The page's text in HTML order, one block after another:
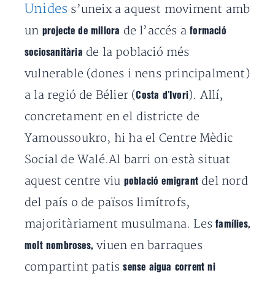
Unides s’uneix a aquest moviment amb
un projecte de millora de l’accés aformació
sociosanitària de la població més
vulnerable (dones i nens principalment)
a la regió de Bélier (Costa d’Ivori). Allí,
concretament en el districte de
Yamoussoukro, hi ha el Centre Mèdic
Social de Walé.Al barri on està situat
aquest centre viu població emigrant del nord
del país o de països limítrofs,
majoritàriament musulmana. Lesfamílies,
molt nombroses, viuen en barraques
compartint patissense aigua corrent ni